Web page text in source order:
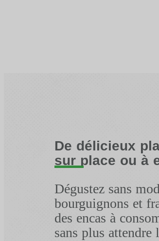
De délicieux
sur place ou à
Dégustez sans
bourguignons et
des encas à
sans plus attendre